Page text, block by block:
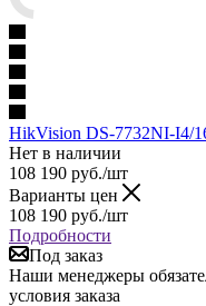
HikVision DS-7732NI-I4/
Нет в наличии
108 190 руб./шт
Варианты цен
108 190 руб./шт
Подробности
Под заказ
Наши менеджеры
условия заказа